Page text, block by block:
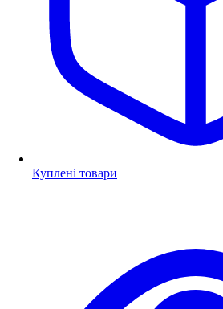
Куплені товари